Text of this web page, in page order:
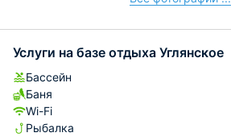
Услуги на базе отдыха Углянское
Бассейн
Баня
Wi-Fi
Рыбалка